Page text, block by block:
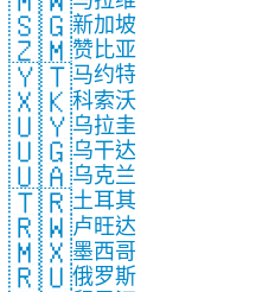
🇸🇬新加坡
🇿🇲赞比亚
🇾🇹马约特
🇽🇰科索沃
🇺🇾乌拉圭
🇺🇬乌干达
🇺🇦乌克兰
🇹🇷土耳其
🇷🇼卢旺达
🇲🇽墨西哥
🇷🇺俄罗斯